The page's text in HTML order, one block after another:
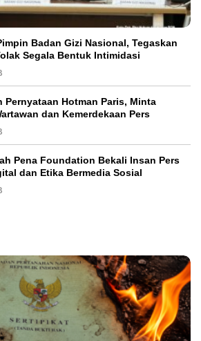
Badan Gizi Nasional, Tegaskan
Segala Bentuk Intimidasi
Pernyataan Hotman Paris, Minta
dan Kemerdekaan Pers
Pena Foundation Bekali Insan Pers
dan Etika Bermedia Sosial